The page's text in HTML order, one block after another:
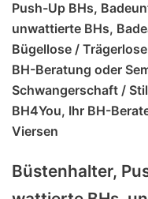
Push-Up BHs,
unwattierte BHs,
Bügellose /
BH-Beratung oder
Schwangerschaft /
BH4You, Ihr BH-
Viersen
Büstenhalter,